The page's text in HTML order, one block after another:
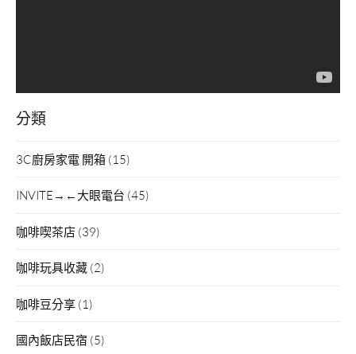
分類
3C廚房家電 開箱 (15)
INVITE→←大眼電台 (45)
咖啡喫茶店 (39)
咖啡玩具收藏 (2)
咖啡豆分享 (1)
國內飯店民宿 (5)